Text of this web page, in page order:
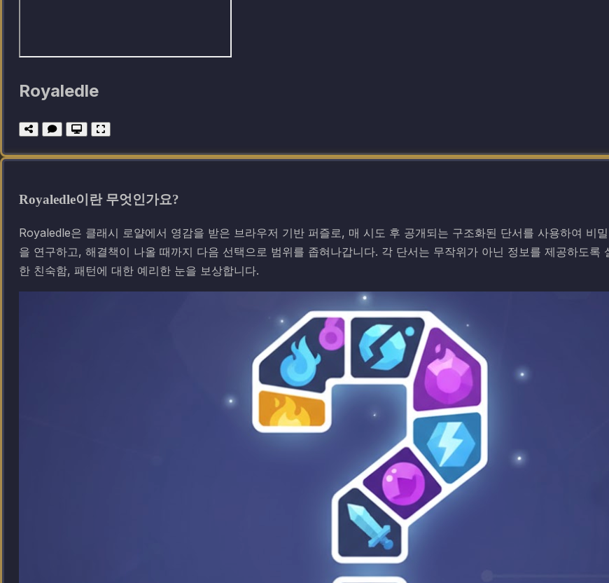
Royaledle
Royaledle이란 무엇인가요?
Royaledle은 클래시 로얄에서 영감을 받은 브라우저 기반 퍼즐로, 매 시도 후 공개되는 구조화된 단서를 사용하여 비
을 연구하고, 해결책이 나올 때까지 다음 선택으로 범위를 좁혀나갑니다. 각 단서는 무작위가 아닌 정보를 제공하도
한 친숙함, 패턴에 대한 예리한 눈을 보상합니다.